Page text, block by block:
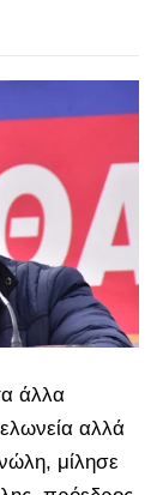
άλλα
αλλά
μίλησε